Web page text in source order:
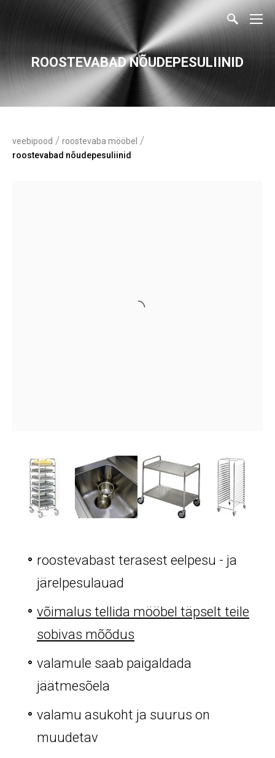
ROOSTEVABAD NÕUDEPESULIINID
veebipood / roostevaba mööbel /
roostevabad nõudepesuliinid
roostevabast terasest eelpesu - ja
järelpesulauad
võimalus tellida mööbel täpselt teile
sobivas mõõdus
valamule saab paigaldada
jäätmesõela
valamu asukoht ja suurus on
muudetav